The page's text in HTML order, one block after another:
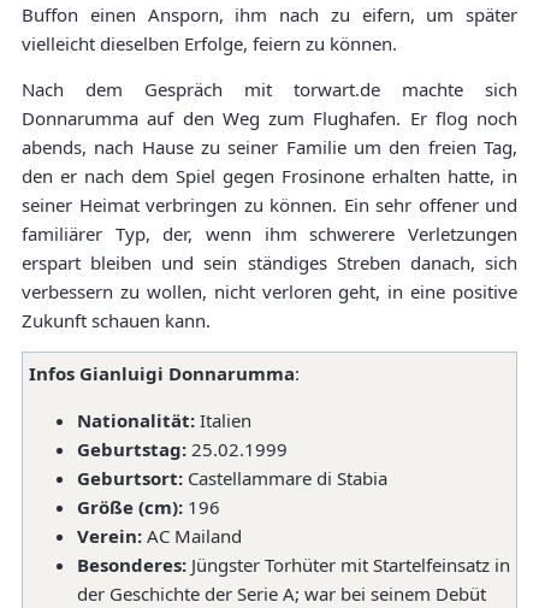
Buffon einen Ansporn, ihm nach zu eifern, um später
vielleicht dieselben Erfolge, feiern zu können.
Nach dem Gespräch mit torwart.de machte sich
Donnarumma auf den Weg zum Flughafen. Er flog noch
abends, nach Hause zu seiner Familie um den freien Tag,
den er nach dem Spiel gegen Frosinone erhalten hatte, in
seiner Heimat verbringen zu können. Ein sehr offener und
familiärer Typ, der, wenn ihm schwerere Verletzungen
erspart bleiben und sein ständiges Streben danach, sich
verbessern zu wollen, nicht verloren geht, in eine positive
Zukunft schauen kann.
Infos Gianluigi Donnarumma:
Nationalität: Italien
Geburtstag: 25.02.1999
Geburtsort: Castellammare di Stabia
Größe (cm): 196
Verein: AC Mailand
Besonderes: Jüngster Torhüter mit Startelfeinsatz in
der Geschichte der Serie A; war bei seinem Debüt